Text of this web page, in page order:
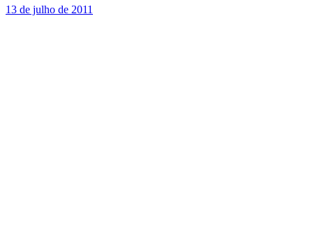
13 de julho de 2011